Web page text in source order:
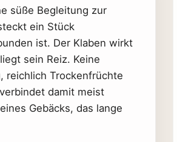
süße Begleitung zur
ein Stück
ist. Der Klaben wirkt
sein Reiz. Keine
reichlich Trockenfrüchte
damit meist
Gebäcks, das lange